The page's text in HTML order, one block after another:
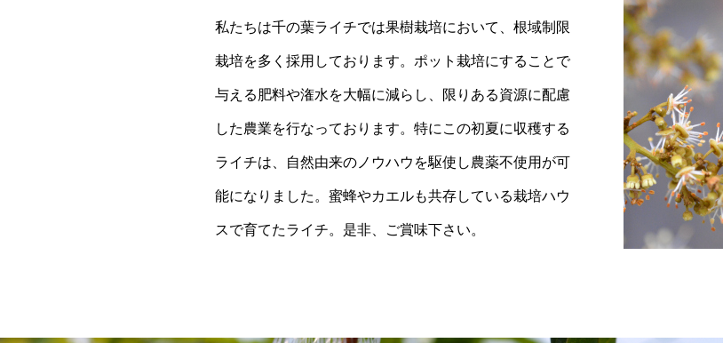
私たちは千の葉ライチでは果樹栽培において、根域制限
栽培を多く採用しております。ポット栽培にすることで
与える肥料や潅水を大幅に減らし、限りある資源に配慮
した農業を行なっております。特にこの初夏に収穫する
ライチは、自然由来のノウハウを駆使し農薬不使用が可
能になりました。蜜蜂やカエルも共存している栽培ハウ
スで育てたライチ。是非、ご賞味下さい。